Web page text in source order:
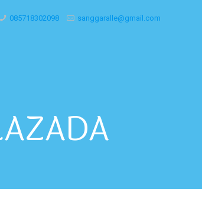
085718302098 sanggaralle@gmail.com